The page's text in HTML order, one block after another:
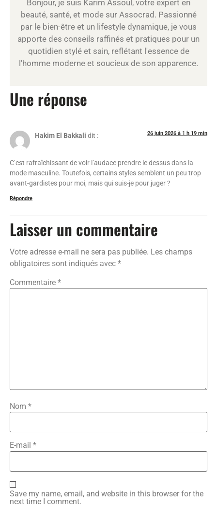
Bonjour, je suis Karim Assoul, votre expert en
beauté, santé, et mode sur Assocrad. Passionné
par le bien-être et un lifestyle dynamique, je vous
apporte des conseils raffinés et pratiques pour un
quotidien stylé et sain, reflétant l'essence de
l'homme moderne et soucieux de son apparence.
Une réponse
Hakim El Bakkali dit : 26 juin 2026 à 1 h 19 min
C’est rafraîchissant de voir l’audace prendre le dessus dans la
mode masculine. Toutefois, certains styles semblent un peu trop
avant-gardistes pour moi, mais qui suis-je pour juger ?
Répondre
Laisser un commentaire
Votre adresse e-mail ne sera pas publiée. Les champs
obligatoires sont indiqués avec *
Commentaire *
Nom *
E-mail *
Save my name, email, and website in this browser for the
next time I comment.